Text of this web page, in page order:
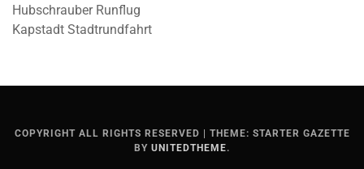
Hubschrauber Runflug
Kapstadt Stadtrundfahrt
COPYRIGHT ALL RIGHTS RESERVED
THEME: STARTER GAZETTE
BY UNITEDTHEME.